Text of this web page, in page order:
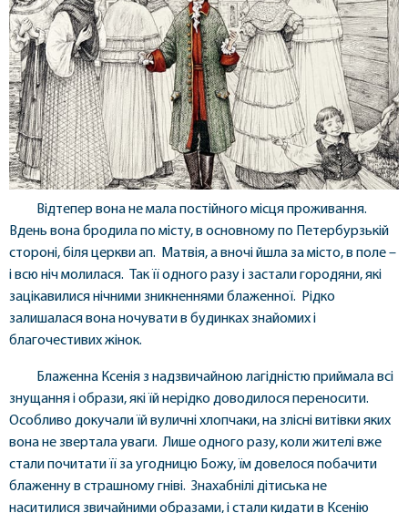
Відтепер вона не мала постійного місця проживання.
Вдень вона бродила по місту, в основному по Петербурзькій
стороні, біля церкви ап. Матвія, а вночі йшла за місто, в поле –
і всю ніч молилася. Так її одного разу і застали городяни, які
зацікавилися нічними зникненнями блаженної. Рідко
залишалася вона ночувати в будинках знайомих і
благочестивих жінок.
Блаженна Ксенія з надзвичайною лагідністю приймала всі
знущання і образи, які їй нерідко доводилося переносити.
Особливо докучали їй вуличні хлопчаки, на злісні витівки яких
вона не звертала уваги. Лише одного разу, коли жителі вже
стали почитати її за угодницю Божу, їм довелося побачити
блаженну в страшному гніві. Знахабнілі дітиська не
наситилися звичайними образами, і стали кидати в Ксенію